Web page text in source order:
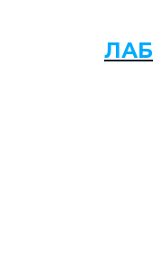
ЛАБ